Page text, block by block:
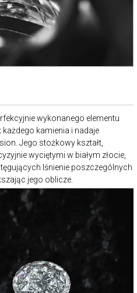
wykonanego elementu
każdego kamienia i nadaje
Jego stożkowy kształt,
wyciętymi w białym złocie,
lśnienie poszczególnych
jego oblicze.